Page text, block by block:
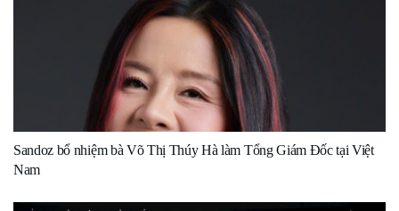
Sandoz bổ nhiệm bà Võ Thị Thúy Hà làm Tổng Giám Đốc tại Việt
Nam